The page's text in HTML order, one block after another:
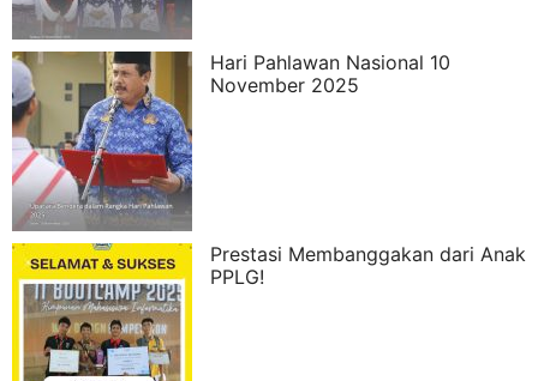
Hari Pahlawan Nasional 10
November 2025
Prestasi Membanggakan dari Anak
PPLG!